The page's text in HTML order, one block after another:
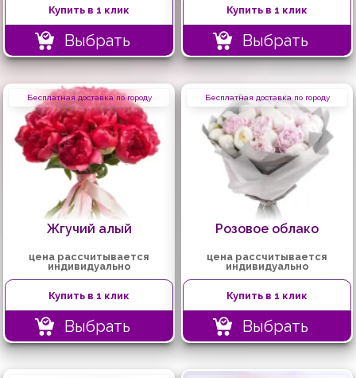
Купить в 1 клик
Выбрать
Купить в 1 клик
Выбрать
Бесплатная доставка по городу
Жгучий алый
цена рассчитывается
индивидуально
Купить в 1 клик
Выбрать
Бесплатная доставка по городу
Розовое облако
цена рассчитывается
индивидуально
Купить в 1 клик
Выбрать